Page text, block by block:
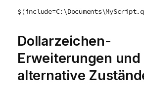
Dollarzeichen-
Erweiterungen und
alternative